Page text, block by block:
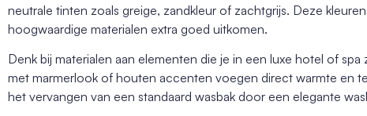
neutrale tinten zoals greige, zandkleur of zachtgrijs. Deze
hoogwaardige materialen extra goed uitkomen.
Denk bij materialen aan elementen die je in een luxe hotel of
met marmerlook of houten accenten voegen direct warmte en
het vervangen van een standaard wasbak door een elegante